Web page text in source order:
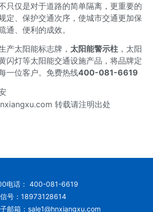
只仅是对于道路的简单隔离，更重要的
定、保护交通次序，使城市交通更加保
通、便利的成效。
产太阳能标志牌， 太阳能警示柱 ，太阳
闪灯等太阳能交通设施产品，将品牌定
一位客户。免费热线400-081-6619
转载请注明出处
电话： 400-081-6619
号：18973128614
邮箱： sale1@hnxiangxu.com